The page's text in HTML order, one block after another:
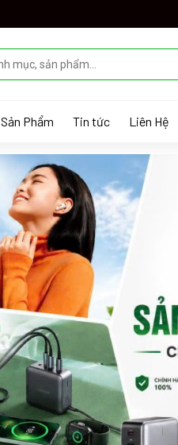
Sản Phẩm Tin tức Liên Hệ